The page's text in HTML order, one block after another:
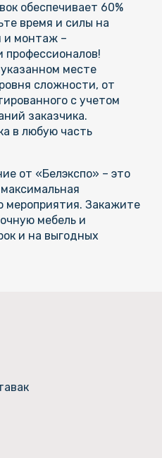
обеспечивает 60%
время и силы на
и монтаж –
профессионалов!
месте
сложности, от
с учетом
заказчика.
в любую часть
от «Белэкспо» – это
мероприятия. Закажите
мебель и
и на выгодных